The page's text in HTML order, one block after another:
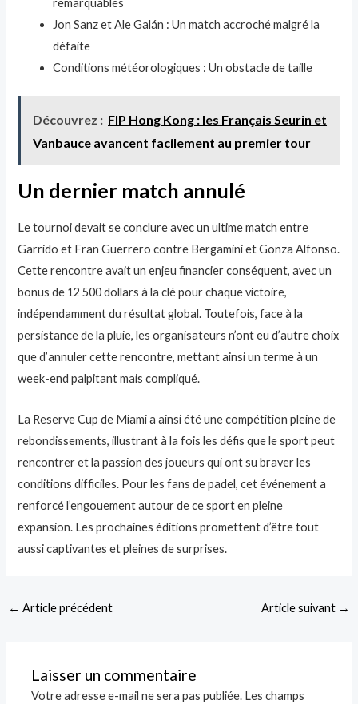
remarquables
Jon Sanz et Ale Galán : Un match accroché malgré la
défaite
Conditions météorologiques : Un obstacle de taille
Découvrez : FIP Hong Kong : les Français Seurin et
Vanbauce avancent facilement au premier tour
Un dernier match annulé
Le tournoi devait se conclure avec un ultime match entre
Garrido et Fran Guerrero contre Bergamini et Gonza Alfonso.
Cette rencontre avait un enjeu financier conséquent, avec un
bonus de 12 500 dollars à la clé pour chaque victoire,
indépendamment du résultat global. Toutefois, face à la
persistance de la pluie, les organisateurs n’ont eu d’autre choix
que d’annuler cette rencontre, mettant ainsi un terme à un
week-end palpitant mais compliqué.
La Reserve Cup de Miami a ainsi été une compétition pleine de
rebondissements, illustrant à la fois les défis que le sport peut
rencontrer et la passion des joueurs qui ont su braver les
conditions difficiles. Pour les fans de padel, cet événement a
renforcé l’engouement autour de ce sport en pleine
expansion. Les prochaines éditions promettent d’être tout
aussi captivantes et pleines de surprises.
← Article précédent Article suivant →
Laisser un commentaire
Votre adresse e-mail ne sera pas publiée. Les champs